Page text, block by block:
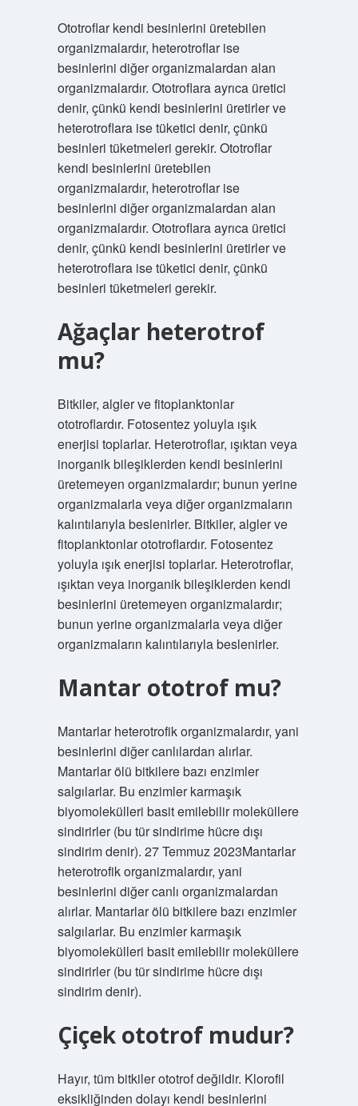
Ototroflar kendi besinlerini üretebilen
organizmalardır, heterotroflar ise
besinlerini diğer organizmalardan alan
organizmalardır. Ototroflara ayrıca üretici
denir, çünkü kendi besinlerini üretirler ve
heterotroflara ise tüketici denir, çünkü
besinleri tüketmeleri gerekir. Ototroflar
kendi besinlerini üretebilen
organizmalardır, heterotroflar ise
besinlerini diğer organizmalardan alan
organizmalardır. Ototroflara ayrıca üretici
denir, çünkü kendi besinlerini üretirler ve
heterotroflara ise tüketici denir, çünkü
besinleri tüketmeleri gerekir.
Ağaçlar heterotrof
mu?
Bitkiler, algler ve fitoplanktonlar
ototroflardır. Fotosentez yoluyla ışık
enerjisi toplarlar. Heterotroflar, ışıktan veya
inorganik bileşiklerden kendi besinlerini
üretemeyen organizmalardır; bunun yerine
organizmalarla veya diğer organizmaların
kalıntılarıyla beslenirler. Bitkiler, algler ve
fitoplanktonlar ototroflardır. Fotosentez
yoluyla ışık enerjisi toplarlar. Heterotroflar,
ışıktan veya inorganik bileşiklerden kendi
besinlerini üretemeyen organizmalardır;
bunun yerine organizmalarla veya diğer
organizmaların kalıntılarıyla beslenirler.
Mantar ototrof mu?
Mantarlar heterotrofik organizmalardır, yani
besinlerini diğer canlılardan alırlar.
Mantarlar ölü bitkilere bazı enzimler
salgılarlar. Bu enzimler karmaşık
biyomolekülleri basit emilebilir moleküllere
sindirirler (bu tür sindirime hücre dışı
sindirim denir). 27 Temmuz 2023Mantarlar
heterotrofik organizmalardır, yani
besinlerini diğer canlı organizmalardan
alırlar. Mantarlar ölü bitkilere bazı enzimler
salgılarlar. Bu enzimler karmaşık
biyomolekülleri basit emilebilir moleküllere
sindirirler (bu tür sindirime hücre dışı
sindirim denir).
Çiçek ototrof mudur?
Hayır, tüm bitkiler ototrof değildir. Klorofil
eksikliğinden dolayı kendi besinlerini